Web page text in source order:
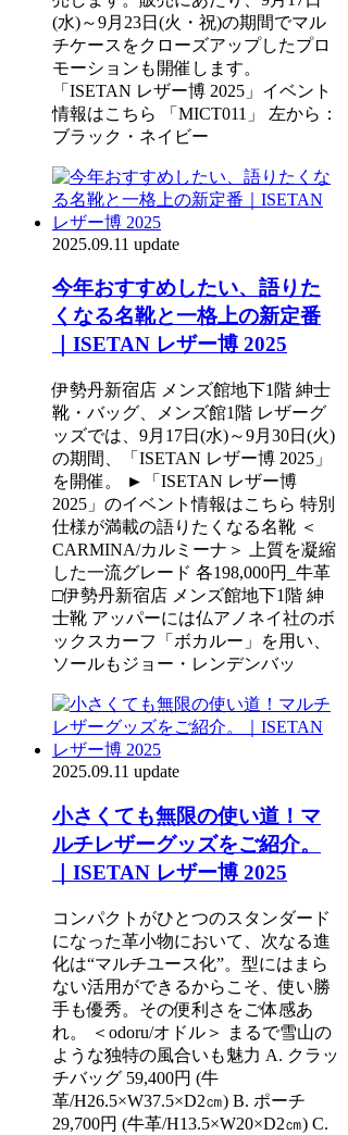
(水)～9月23日(火・祝)の期間でマル
チケースをクローズアップしたプロ
モーションも開催します。
「ISETAN レザー博 2025」イベント
情報はこちら 「MICT011」 左から：
ブラック・ネイビー
2025.09.11 update
今年おすすめしたい、語りた
くなる名靴と一格上の新定番
｜ISETAN レザー博 2025
伊勢丹新宿店 メンズ館地下1階 紳士
靴・バッグ、メンズ館1階 レザーグ
ッズでは、9月17日(水)～9月30日(火)
の期間、「ISETAN レザー博 2025」
を開催。 ►「ISETAN レザー博
2025」のイベント情報はこちら 特別
仕様が満載の語りたくなる名靴 ＜
CARMINA/カルミーナ＞ 上質を凝縮
した一流グレード 各198,000円_牛革
□伊勢丹新宿店 メンズ館地下1階 紳
士靴 アッパーには仏アノネイ社のボ
ックスカーフ「ボカルー」を用い、
ソールもジョー・レンデンバッ
2025.09.11 update
小さくても無限の使い道！マ
ルチレザーグッズをご紹介。
｜ISETAN レザー博 2025
コンパクトがひとつのスタンダード
になった革小物において、次なる進
化は“マルチユース化”。型にはまら
ない活用ができるからこそ、使い勝
手も優秀。その便利さをご体感あ
れ。 ＜odoru/オドル＞ まるで雪山の
ような独特の風合いも魅力 A. クラッ
チバッグ 59,400円 (牛
革/H26.5×W37.5×D2㎝) B. ポーチ
29,700円 (牛革/H13.5×W20×D2㎝) C.